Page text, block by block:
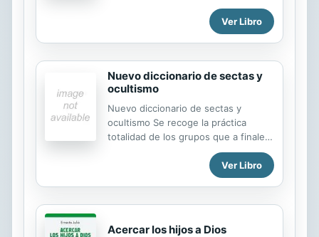
de Canaán. Este libro, demasiado
desconocido, puede aún hoy aportar
al lector curioso muchas luces para
Iglesia.
Ver Libro
Nuevo diccionario de sectas y
ocultismo
Nuevo diccionario de sectas y
ocultismo Se recoge la práctica
totalidad de los grupos que a finales
del siglo XX mantienen estructuras
sectarias y/o ocultistas tanto en
Europa como en América. Pretende
un correcto discernimiento acerca de
Ver Libro
Acercar los hijos a Dios